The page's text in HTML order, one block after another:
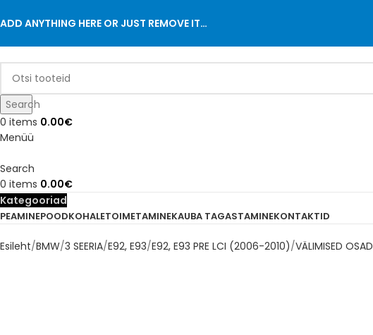
ADD ANYTHING HERE OR JUST REMOVE IT…
Search
0 items 0.00€
Menüü
Search
0 items 0.00€
Kategooriad
PEAMINEPOODKOHALETOIMETAMINEKAUBA TAGASTAMINEKONTAKTID
Esileht BMW 3 SEERIA E92, E93 E92, E93 PRE LCI (2006-2010) VÄLIMISED OSAD